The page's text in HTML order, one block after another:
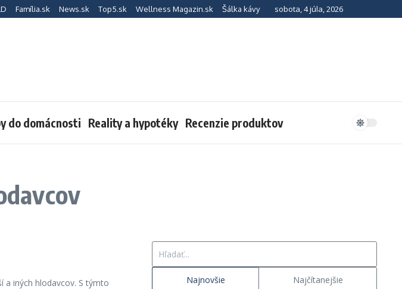
Família.sk News.sk Top5.sk Wellness Magazin.sk Šálka kávy sobota, 4 júla, 2026
do domácnosti Reality a hypotéky Recenzie produktov
iných hlodavcov. S týmto
Najnovšie Najčítanejšie